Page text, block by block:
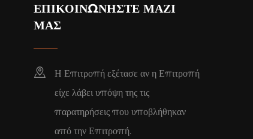
ΕΠΙΚΟΙΝΩΝΗΣΤΕ ΜΑΖΙ
ΜΑΣ
Η Επιτροπή εξέτασε αν η Επιτροπή
είχε λάβει υπόψη της τις
παρατηρήσεις που υποβλήθηκαν
από την Επιτροπή.